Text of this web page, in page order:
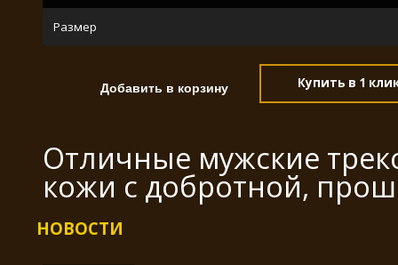
Размер
Купить в 1
Отличные мужские
кожи с добротной,
НОВОСТИ